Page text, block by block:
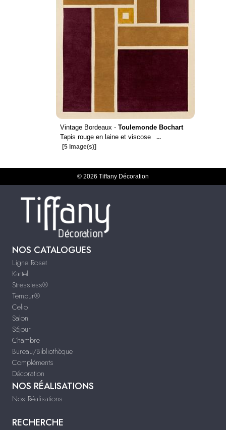
Vintage Bordeaux - Toulemonde Bochart
Tapis rouge en laine et viscose
...
[5 image(s)]
© 2026 Tiffany Décoration
NOS CATALOGUES
Ligne Roset
Kartell
Stressless®
Tempur®
Celio
Salon
Séjour
Chambre
Bureau/Bibliothèque
Compléments
Décoration
NOS RÉALISATIONS
Nos Réalisations
RECHERCHE